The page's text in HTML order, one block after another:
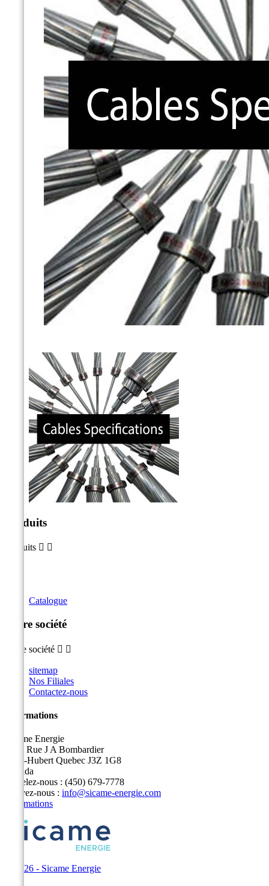
Produits
Produits  
Catalogue
Notre société
Notre société  
sitemap
Nos Filiales
Contactez-nous
Informations
Sicame Energie
5400 Rue J A Bombardier
Saint-Hubert Quebec J3Z 1G8
Canada
Appelez-nous : (450) 679-7778
Écrivez-nous : info@sicame-energie.com
Informations
© 2026 - Sicame Energie